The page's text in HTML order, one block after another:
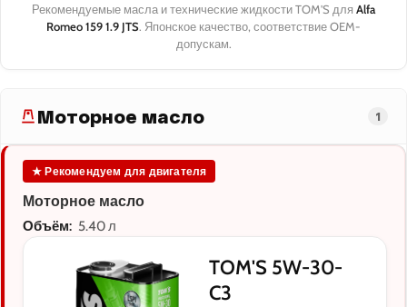
Рекомендуемые масла и технические жидкости TOM'S для Alfa
Romeo 159 1.9 JTS. Японское качество, соответствие OEM-
допускам.
Моторное масло 1
★ Рекомендуем для двигателя
Моторное масло
Объём: 5.40 л
TOM'S 5W-30-
C3